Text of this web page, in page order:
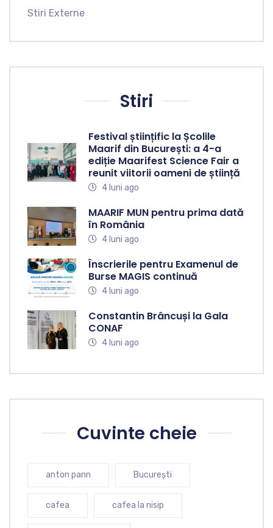
Stiri Externe
Stiri
Festival științific la Școlile
Maarif din București: a 4-a
ediție Maarifest Science Fair a
reunit viitorii oameni de știință
4 luni ago
MAARIF MUN pentru prima dată
în România
4 luni ago
Înscrierile pentru Examenul de
Burse MAGIS continuă
4 luni ago
Constantin Brâncuși la Gala
CONAF
4 luni ago
Cuvinte cheie
anton pann București
cafea cafea la nisip